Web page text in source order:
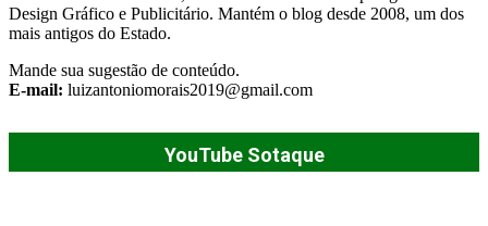
Design Gráfico e Publicitário. Mantém o blog desde 2008, um dos
mais antigos do Estado.
Mande sua sugestão de conteúdo.
E-mail: luizantoniomorais2019@gmail.com
YouTube Sotaque